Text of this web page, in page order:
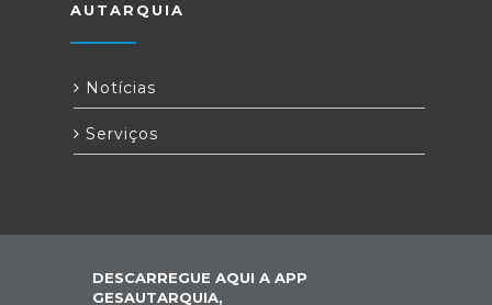
AUTARQUIA
Notícias
Serviços
DESCARREGUE AQUI A APP
GESAUTARQUIA,